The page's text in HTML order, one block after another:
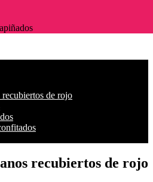
recubiertos de rojo
recubiertos de rojo